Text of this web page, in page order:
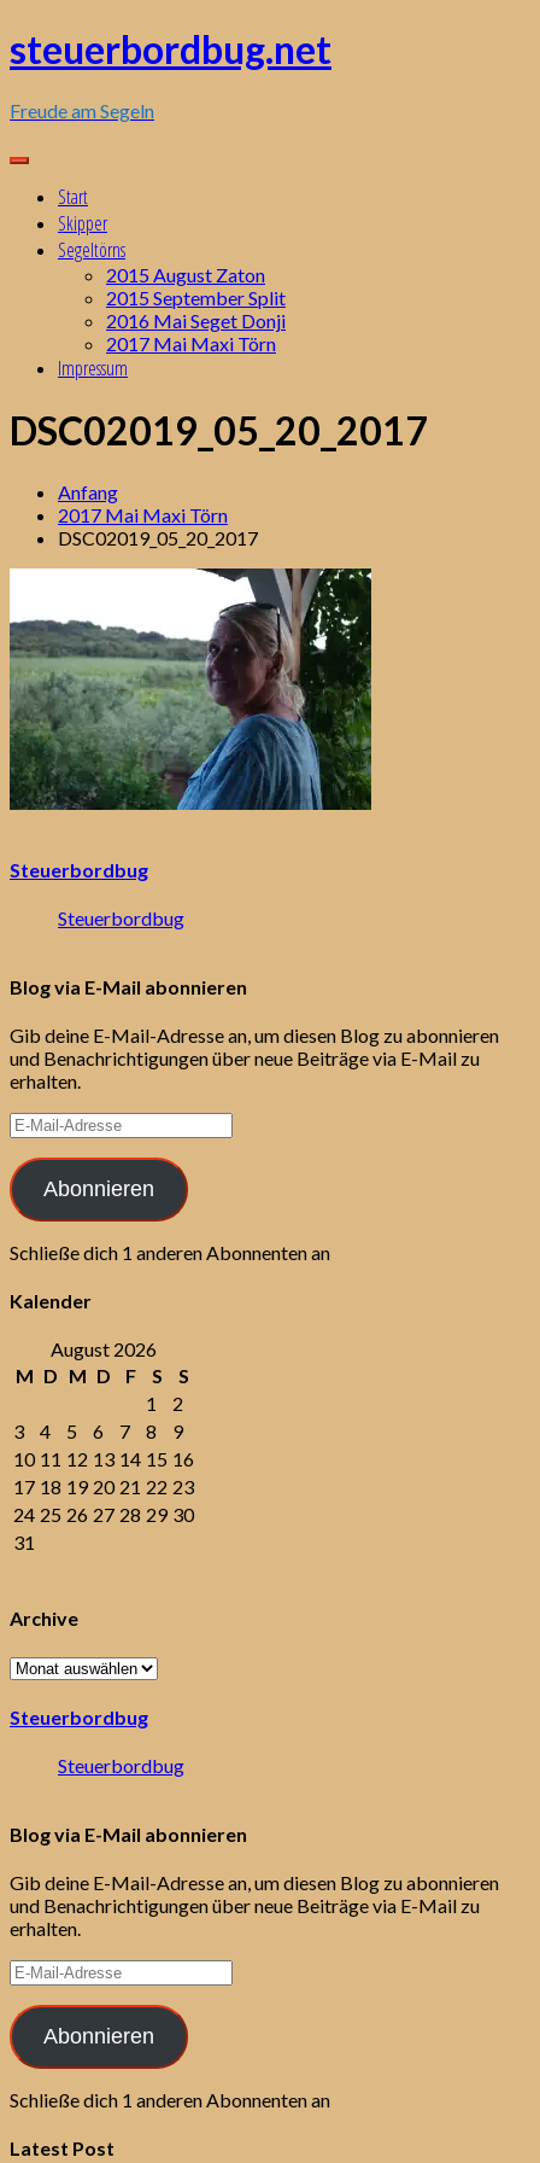
Zum
Inhalt
steuerbordbug.net
Freude am Segeln
Start
Skipper
Segeltörns
2015 August Zaton
2015 September Split
2016 Mai Seget Donji
2017 Mai Maxi Törn
Impressum
DSC02019_05_20_2017
Anfang
2017 Mai Maxi Törn
DSC02019_05_20_2017
Steuerbordbug
Steuerbordbug
Blog via E-Mail abonnieren
Gib deine E-Mail-Adresse an, um diesen Blog zu abonnieren
und Benachrichtigungen über neue Beiträge via E-Mail zu
erhalten.
E-
Mail-
Adresse
Abonnieren
Schließe dich 1 anderen Abonnenten an
Kalender
August 2026
M D M D F S
S
1
2
3
4 5 6 7 8
9
10 11 12 13 14 15 16
17 18 19 20 21 22 23
24 25 26 27 28 29 30
31
Archive
Archive
Steuerbordbug
Steuerbordbug
Blog via E-Mail abonnieren
Gib deine E-Mail-Adresse an, um diesen Blog zu abonnieren
und Benachrichtigungen über neue Beiträge via E-Mail zu
erhalten.
E-
Mail-
Adresse
Abonnieren
Schließe dich 1 anderen Abonnenten an
Latest Post